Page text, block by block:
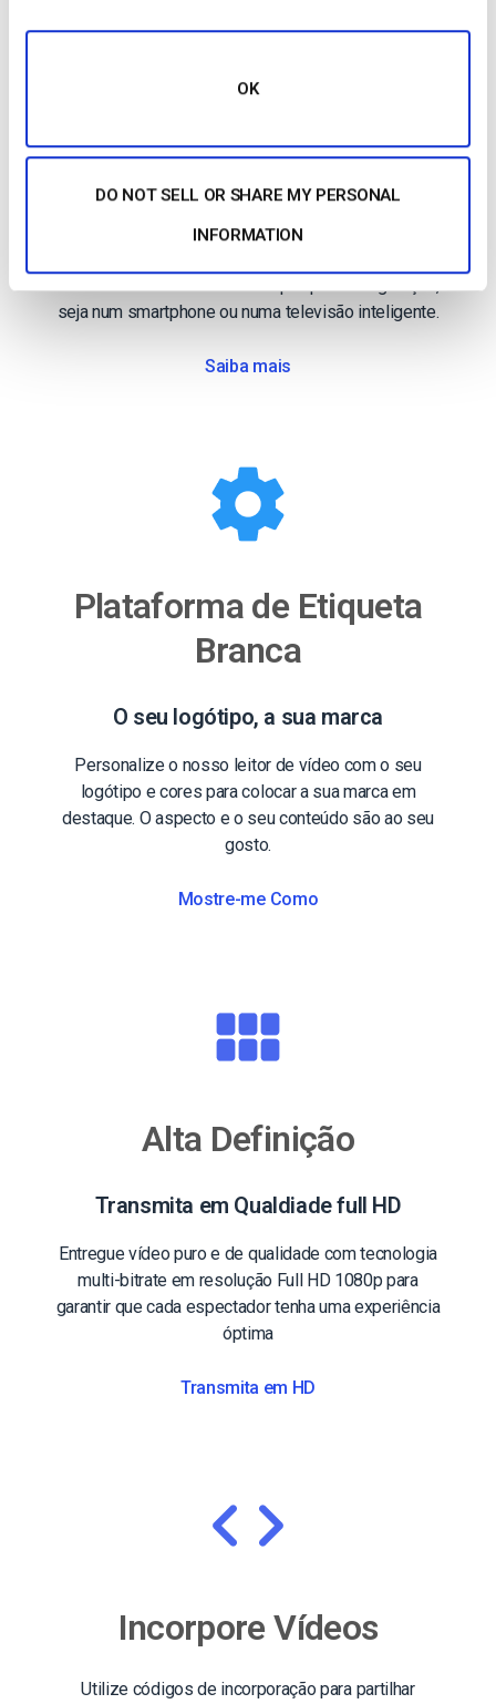
OK
DO NOT SELL OR SHARE MY PERSONAL
INFORMATION
Transmita para telemóveis
O nosso leitor de vídeo HTML5 assegura a
modernos. Não é necessária qualquer configuração,
seja num smartphone ou numa televisão inteligente.
Saiba mais
Plataforma de Etiqueta
Branca
O seu logótipo, a sua marca
Personalize o nosso leitor de vídeo com o seu
logótipo e cores para colocar a sua marca em
destaque. O aspecto e o seu conteúdo são ao seu
gosto.
Mostre-me Como
Alta Definição
Transmita em Qualdiade full HD
Entregue vídeo puro e de qualidade com tecnologia
multi-bitrate em resolução Full HD 1080p para
garantir que cada espectador tenha uma experiência
óptima
Transmita em HD
Incorpore Vídeos
Utilize códigos de incorporação para partilhar